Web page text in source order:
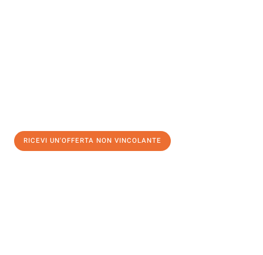
RICEVI UN'OFFERTA NON VINCOLANTE